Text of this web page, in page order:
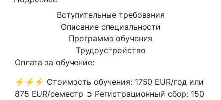
Вступительные требования
Описание специальности
Программа обучения
Трудоустройство
Оплата за обучение:
⚡⚡⚡ Стоимость обучения: 1750 EUR/год или
875 EUR/семестр ➲ Регистрационный сбор: 150